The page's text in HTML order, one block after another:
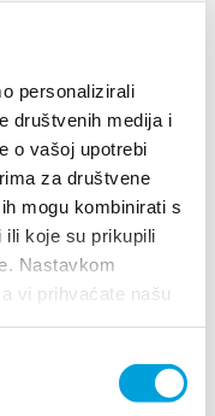
personalizirali
društvenih medija i
o vašoj upotrebi
za društvene
mogu kombinirati s
ili koje su prikupili
Nastavkom
vi prihvaćate našu
Directions